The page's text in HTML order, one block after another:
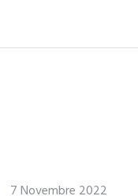
7 Novembre 2022